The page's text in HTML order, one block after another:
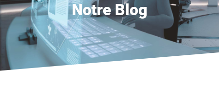
Notre Blog